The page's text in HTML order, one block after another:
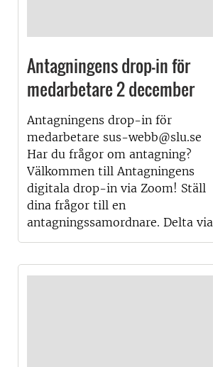
Antagningens drop-in för
medarbetare 2 december
Antagningens drop-in för
medarbetare sus-webb@slu.se
Har du frågor om antagning?
Välkommen till Antagningens
digitala drop-in via Zoom! Ställ
dina frågor till en
antagningssamordnare. Delta via